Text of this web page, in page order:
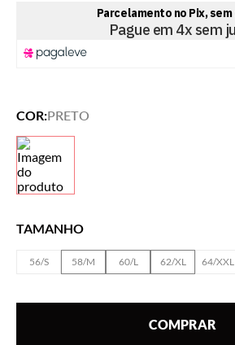
COR:PRETO
TAMANHO
56/S 58/M 60/L 62/XL 64/XXL
COMPRAR